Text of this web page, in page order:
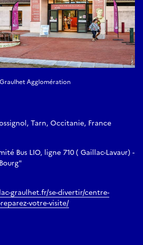
Agglomération
Tarn, Occitanie, France
Bus LIO, ligne 710 ( Gaillac-Lavaur) -
graulhet.fr/se-divertir/centre-
votre-visite/